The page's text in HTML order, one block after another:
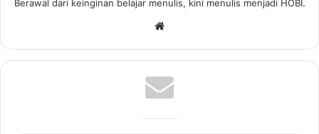
Berawal dari keinginan belajar menulis, kini menulis menjadi HOBI.
b
s
i